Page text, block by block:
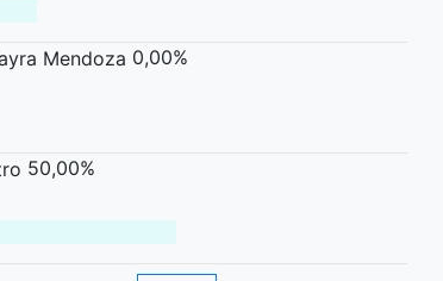
Mendoza 0,00%
50,00%